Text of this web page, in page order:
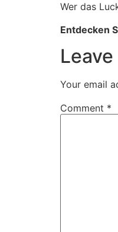
Wer das
Entdecken
Your email
Comment *